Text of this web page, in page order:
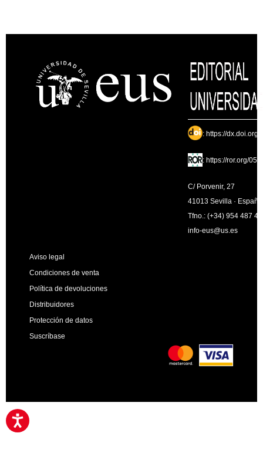
: https://dx.doi.org/
: https://ror.org/
C/ Porvenir, 27
41013 Sevilla · España
Tfno.: (+34) 954 487
info-eus@us.es
Aviso legal
Condiciones de venta
Política de devoluciones
Distribuidores
Protección de datos
Suscríbase